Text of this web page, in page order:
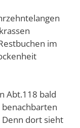
im
Abt.118 bald
benachbarten
dort sieht